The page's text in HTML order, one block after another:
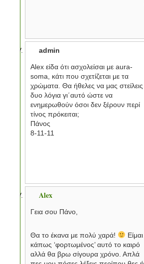
admin
Alex είδα ότι ασχολείσαι με aura-
soma, κάτι που σχετίζεται με τα
χρώματα. Θα ήθελες να μας στείλεις
δυο λόγια γι΄αυτό ώστε να
ενημερωθούν όσοι δεν ξέρουν περί
τίνος πρόκειται;
Πάνος
8-11-11
Alex
Γεια σου Πάνο,
Θα το έκανα με πολύ χαρά!
Είμαι
κάπως ‘φορτωμένος’ αυτό το καιρό
αλλά θα βρω σίγουρα χρόνο. Απλά